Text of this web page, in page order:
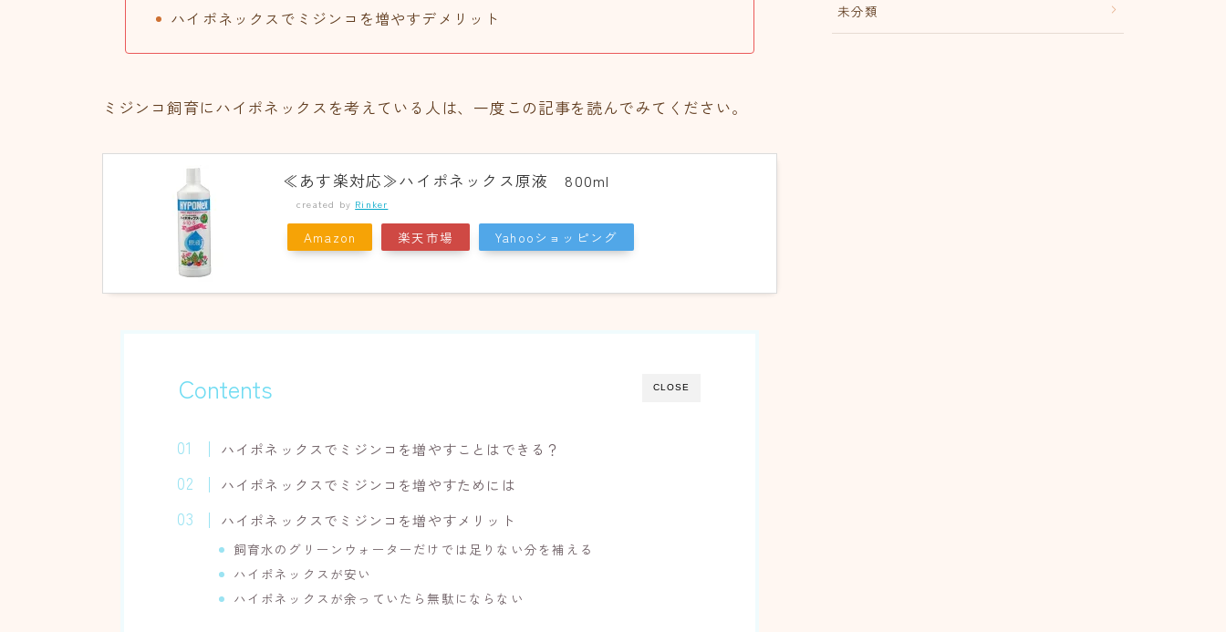
ハイポネックスでミジンコを増やすデメリット
ミジンコ飼育にハイポネックスを考えている人は、一度この記事を読んでみてください。
≪あす楽対応≫ハイポネックス原液 800ml
created by Rinker
Amazon 楽天市場 Yahooショッピング
CLOSE
Contents
ハイポネックスでミジンコを増やすことはできる？
ハイポネックスでミジンコを増やすためには
ハイポネックスでミジンコを増やすメリット
飼育水のグリーンウォーターだけでは足りない分を補える
ハイポネックスが安い
ハイポネックスが余っていたら無駄にならない
未分類